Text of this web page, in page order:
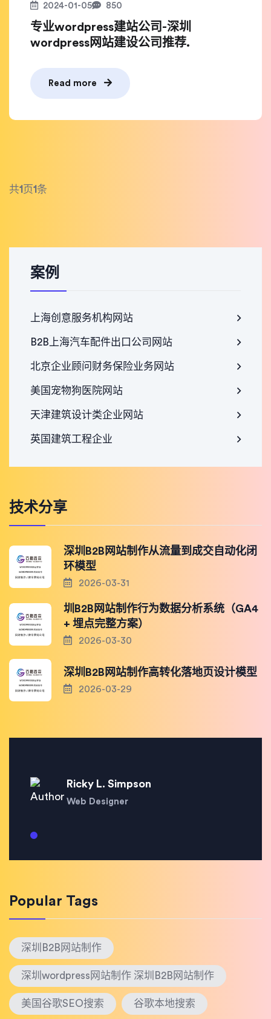
2024-01-05 850
专业wordpress建站公司-深圳
wordpress网站建设公司推荐.
Read more
共1 页1条
案例
上海创意服务机构网站
B2B上海汽车配件出口公司网站
北京企业顾问财务保险业务网站
美国宠物狗医院网站
天津建筑设计类企业网站
英国建筑工程企业
技术分享
深圳B2B网站制作从流量到成交自动化闭
环模型
2026-03-31
圳B2B网站制作行为数据分析系统（GA4
+ 埋点完整方案）
2026-03-30
深圳B2B网站制作高转化落地页设计模型
2026-03-29
Ricky L. Simpson
Web Designer
Popular Tags
深圳B2B网站制作
深圳wordpress网站制作 深圳B2B网站制作
美国谷歌SEO搜索 谷歌本地搜索